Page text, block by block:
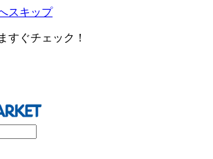
スキップ
すぐチェック！